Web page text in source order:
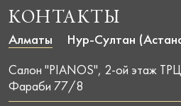
КОНТАКТЫ
Алматы Нур-Султан
Салон "PIANOS", 2-ой этаж ТРЦ
Фараби 77/8